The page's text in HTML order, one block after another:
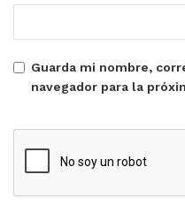
Guarda mi nombre,
navegador para la